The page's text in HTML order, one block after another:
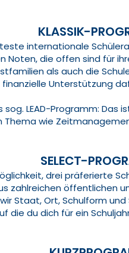
KLASSIK-
internationale
die offen sind für
als auch die
finanzielle Unterstützung
sog. LEAD-Programm:
wie
SELECT-
drei präferierte
zahlreichen öffentlichen
Staat, Ort, Schulform
die du dich für ein